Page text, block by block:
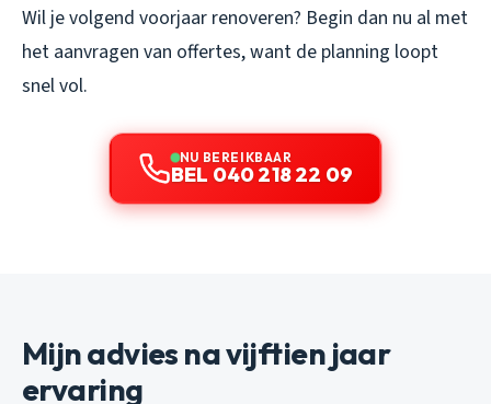
Wil je volgend voorjaar renoveren? Begin dan nu al met
het aanvragen van offertes, want de planning loopt
snel vol.
NU BEREIKBAAR
BEL 040 218 22 09
Mijn advies na vijftien jaar
ervaring